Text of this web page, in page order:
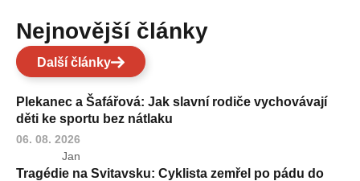
Nejnovější články
Další články
Plekanec a Šafářová: Jak slavní rodiče vychovávají
děti ke sportu bez nátlaku
06. 08. 2026
Jan
Tragédie na Svitavsku: Cyklista zemřel po pádu do